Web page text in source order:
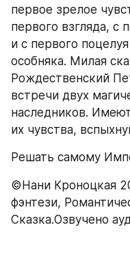
первое зрелое
первого взгляда, с
и с первого
особняка. Милая
Рождественский
встречи двух
наследников.
их чувства,
Решать самому
©Нани Кроноцкая
фэнтези,
Сказка.Озвучено